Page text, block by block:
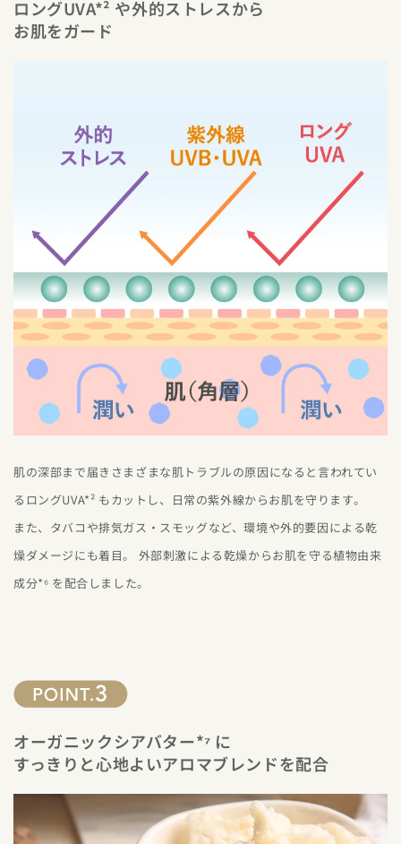
ロングUVA*² や外的ストレスから
お肌をガード
肌の深部まで届きさまざまな肌トラブルの原因になると言われてい
るロングUVA*² もカットし、日常の紫外線からお肌を守ります。
また、タバコや排気ガス・スモッグなど、環境や外的要因による乾
燥ダメージにも着目。 外部刺激による乾燥からお肌を守る植物由来
成分*⁶ を配合しました。
オーガニックシアバター*⁷ に
すっきりと心地よいアロマブレンドを配合